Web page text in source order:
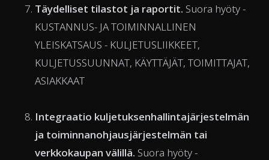
Täydelliset tilastot ja raportit. Suora hyöty -
KUSTANNUS- JA TOIMINNALLINEN
YLEISKATSAUS - KULJETUSLIIKKEET,
KULJETUSSUUNNAT, KÄYTTÄJÄT, TOIMITTAJAT,
ASIAKKAAT
Integraatio kuljetuksenhallintajärjestelmän
ja toiminnanohjausjärjestelmän tai
verkkokaupan välillä. Suora hyöty -